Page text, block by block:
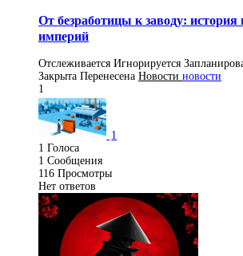
От безработицы к заводу:
империй
Отслеживается Игнорируется
Закрыта Перенесена Новости новости
1
1
1 Голоса
1 Сообщения
116 Просмотры
Нет ответов